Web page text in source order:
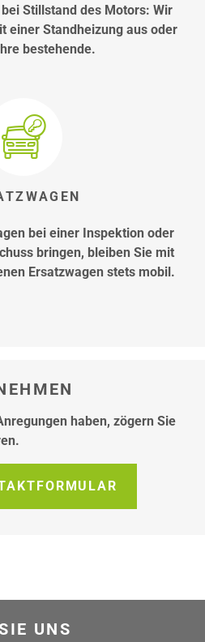
Stillstand des Motors: Wir
einer Standheizung aus oder
bestehende.
bei einer Inspektion oder
bringen, bleiben Sie mit
Ersatzwagen stets mobil.
haben, zögern Sie
UNS